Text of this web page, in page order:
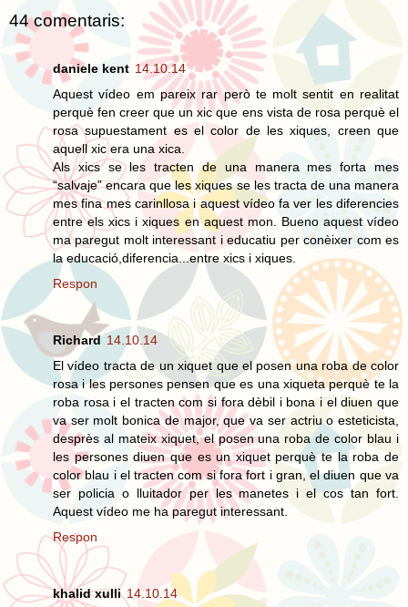
44 comentaris:
daniele kent 14.10.14
Aquest vídeo em pareix rar però te molt sentit en realitat
perquè fen creer que un xic que ens vista de rosa perquè el
rosa supuestament es el color de les xiques, creen que
aquell xic era una xica.
Als xics se les tracten de una manera mes forta mes
“salvaje” encara que les xiques se les tracta de una manera
mes fina mes carinllosa i aquest vídeo fa ver les diferencies
entre els xics i xiques en aquest mon. Bueno aquest vídeo
ma paregut molt interessant i educatiu per conèixer com es
la educació,diferencia...entre xics i xiques.
Respon
Richard 14.10.14
El vídeo tracta de un xiquet que el posen una roba de color
rosa i les persones pensen que es una xiqueta perquè te la
roba rosa i el tracten com si fora dèbil i bona i el diuen que
va ser molt bonica de major, que va ser actriu o esteticista,
desprès al mateix xiquet, el posen una roba de color blau i
les persones diuen que es un xiquet perquè te la roba de
color blau i el tracten com si fora fort i gran, el diuen que va
ser policia o lluitador per les manetes i el cos tan fort.
Aquest vídeo me ha paregut interessant.
Respon
khalid xulli 14.10.14